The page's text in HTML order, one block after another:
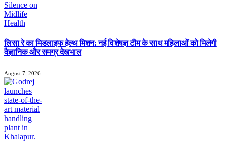
लिसा रे का मिडलाइफ हेल्थ मिशन: नई विशेषज्ञ टीम के साथ महिलाओं को मिलेगी
वैज्ञानिक और समग्र देखभाल
August 7, 2026